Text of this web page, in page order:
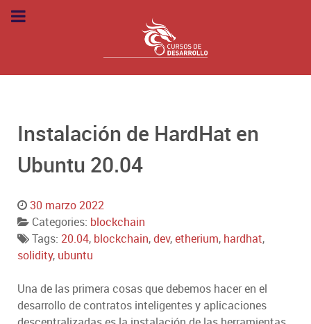
Instalación de HardHat en
Ubuntu 20.04
30 marzo 2022
Categories: blockchain
Tags: 20.04, blockchain,dev,etherium, hardhat,
solidity, ubuntu
Una de las primera cosas que debemos hacer en el
desarrollo de contratos inteligentes y aplicaciones